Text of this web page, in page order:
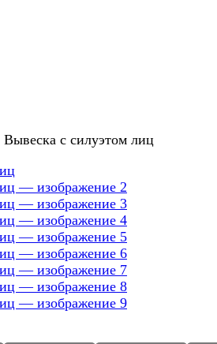
Вывеска с силуэтом лиц